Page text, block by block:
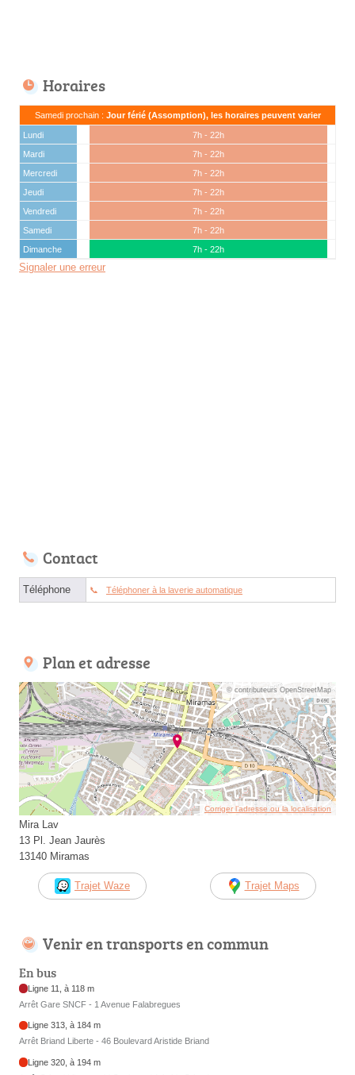
Horaires
Samedi prochain : Jour férié (Assomption), les horaires peuvent varier
Lundi
7h - 22h
Mardi
7h - 22h
Mercredi
7h - 22h
Jeudi
7h - 22h
Vendredi
7h - 22h
Samedi
7h - 22h
Dimanche
7h - 22h
Signaler une erreur
Contact
Téléphone Téléphoner à la laverie automatique
Plan et adresse
© contributeurs OpenStreetMap
Corriger l’adresse ou la localisation
Mira Lav
13 Pl. Jean Jaurès
13140 Miramas
Trajet Waze Trajet Maps
Venir en transports en commun
En bus
Ligne 11, à 118 m
Arrêt Gare SNCF - 1 Avenue Falabregues
Ligne 313, à 184 m
Arrêt Briand Liberte - 46 Boulevard Aristide Briand
Ligne 320, à 194 m